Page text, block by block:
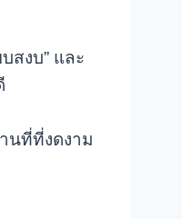
สงบ” และ
นที่ที่งดงาม